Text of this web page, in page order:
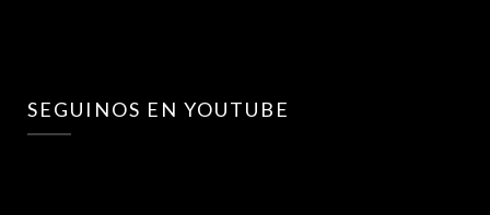
SEGUINOS EN YOUTUBE